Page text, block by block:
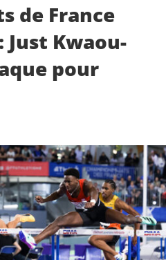
de France
Just Kwaou-
pour